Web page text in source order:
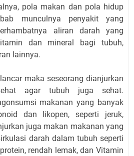
pola makan dan pola hidup
munculnya penyakit yang
aliran darah yang
dan mineral bagi tubuh,
lainnya.
maka seseorang dianjurkan
agar tubuh juga sehat.
makanan yang banyak
dan likopen, seperti jeruk,
juga makan makanan yang
darah dalam tubuh seperti
rendah lemak, dan Vitamin